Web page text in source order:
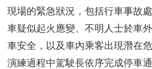
現場的緊急狀況，包括行車事故
車疑似起火應變、不明人士於車
車安全，以及車內乘客出現潛在危
演練過程中駕駛長依序完成停車